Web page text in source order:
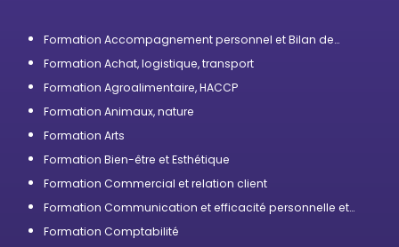
Formation Accompagnement personnel et Bilan de
Formation Achat, logistique, transport
Formation Agroalimentaire, HACCP
Formation Animaux, nature
Formation Arts
Formation Bien-être et Esthétique
Formation Commercial et relation client
Formation Communication et efficacité personnelle et
Formation Comptabilité